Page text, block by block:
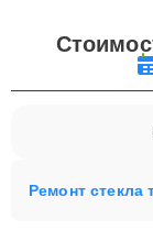
Ремонт стекла